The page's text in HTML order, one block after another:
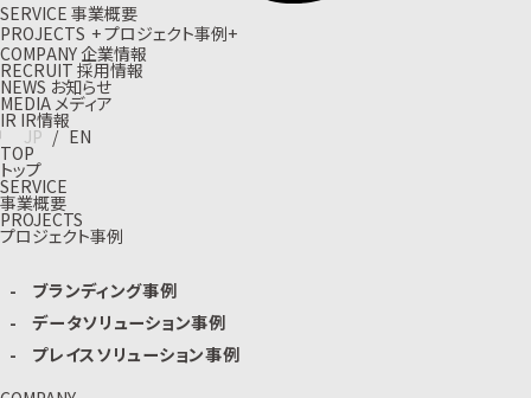
SERVICE 事業概要
PROJECTS +プロジェクト事例+
COMPANY企業情報
RECRUIT 採用情報
NEWS お知らせ
MEDIA メディア
IR IR情報
JP / EN
TOP
トップ
SERVICE
事業概要
PROJECTS
プロジェクト事例
ブランディング事例
データソリューション事例
プレイスソリューション事例